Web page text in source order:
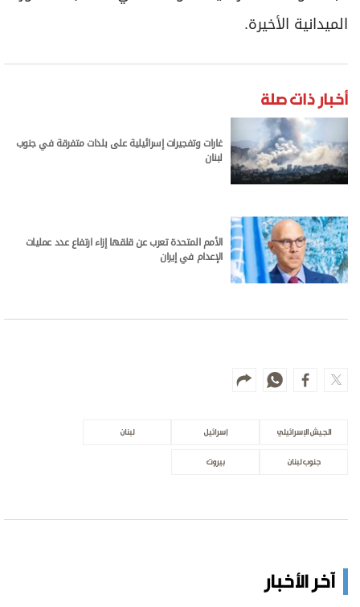
الميدانية الأخيرة.
أخبار ذات صلة
غارات وتفجيرات إسرائيلية على بلدات متفرقة في جنوب
لبنان
الأمم المتحدة تعرب عن قلقها إزاء ارتفاع عدد عمليات
الإعدام في إيران
الجيش الإسرائيلي إسرائيل لبنان
جنوب لبنان بيروت
آخر الأخبار